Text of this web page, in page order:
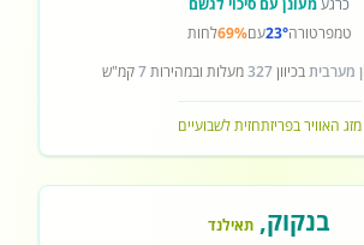
כרגעמעונן עם סיכוי לגשם
טמפרטורה23°עם69%לחות
מערביתבכיוון327מעלות ובמהירות7קמ"ש
מזג האוויר בפריזתחזית לשבועיים
בנקוק, תאילנד